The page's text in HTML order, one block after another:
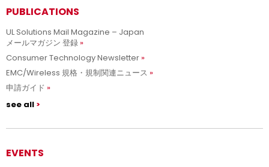
PUBLICATIONS
UL Solutions Mail Magazine – Japan
メールマガジン 登録
Consumer Technology Newsletter
EMC/Wireless 規格・規制関連ニュース
申請ガイド
see all
EVENTS